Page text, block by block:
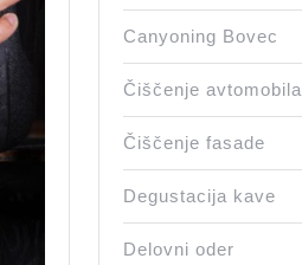
Canyoning Bovec
Čiščenje avtomobila
Čiščenje fasade
Degustacija kave
Delovni oder